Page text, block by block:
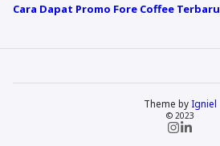
Cara Dapat Promo Fore Coffee Terbaru
Theme by Igniel
© 2023